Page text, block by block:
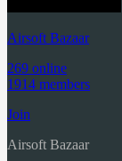
Airsoft Bazaar
269 online
1914 members
Join
Airsoft Bazaar